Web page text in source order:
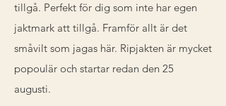
tillgå. Perfekt för dig som inte har egen
jaktmark att tillgå. Framför allt är det
småvilt som jagas här. Ripjakten är mycket
popoulär och startar redan den 25
augusti.